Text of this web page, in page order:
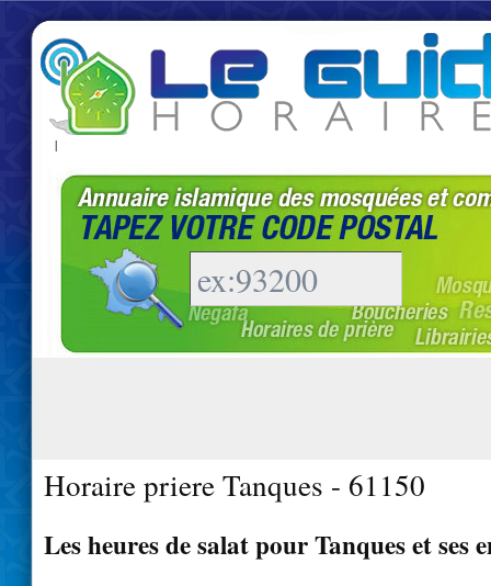
|
Horaire priere Tanques - 61150
Les heures de salat pour Tanques et ses